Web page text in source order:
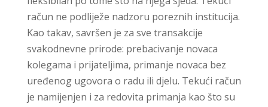
račun ne podliježe nadzoru poreznih institucija.
Kao takav, savršen je za sve transakcije
svakodnevne prirode: prebacivanje novaca
kolegama i prijateljima, primanje novaca bez
uređenog ugovora o radu ili djelu. Tekući račun
je namijenjen i za redovita primanja kao što su